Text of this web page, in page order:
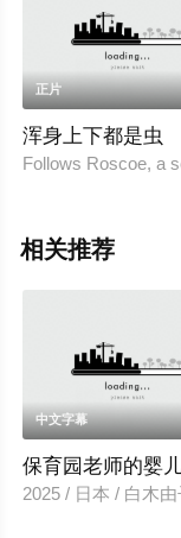
正片
浑身上下都是虫
Follows Roscoe, a
相关推荐
中文字幕
保育园老师的婴
2025 / 日本 / 白木由